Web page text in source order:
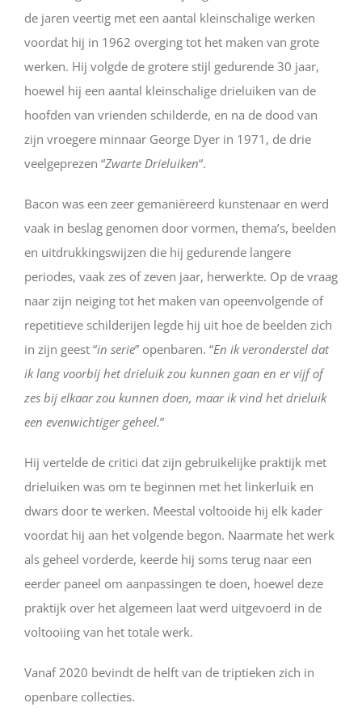
de jaren veertig met een aantal kleinschalige werken
voordat hij in 1962 overging tot het maken van grote
werken. Hij volgde de grotere stijl gedurende 30 jaar,
hoewel hij een aantal kleinschalige drieluiken van de
hoofden van vrienden schilderde, en na de dood van
zijn vroegere minnaar George Dyer in 1971, de drie
veelgeprezen “Zwarte Drieluiken“.
Bacon was een zeer gemaniëreerd kunstenaar en werd
vaak in beslag genomen door vormen, thema’s, beelden
en uitdrukkingswijzen die hij gedurende langere
periodes, vaak zes of zeven jaar, herwerkte. Op de vraag
naar zijn neiging tot het maken van opeenvolgende of
repetitieve schilderijen legde hij uit hoe de beelden zich
in zijn geest “in serie” openbaren. “En ik veronderstel dat
ik lang voorbij het drieluik zou kunnen gaan en er vijf of
zes bij elkaar zou kunnen doen, maar ik vind het drieluik
een evenwichtiger geheel.”
Hij vertelde de critici dat zijn gebruikelijke praktijk met
drieluiken was om te beginnen met het linkerluik en
dwars door te werken. Meestal voltooide hij elk kader
voordat hij aan het volgende begon. Naarmate het werk
als geheel vorderde, keerde hij soms terug naar een
eerder paneel om aanpassingen te doen, hoewel deze
praktijk over het algemeen laat werd uitgevoerd in de
voltooiing van het totale werk.
Vanaf 2020 bevindt de helft van de triptieken zich in
openbare collecties.